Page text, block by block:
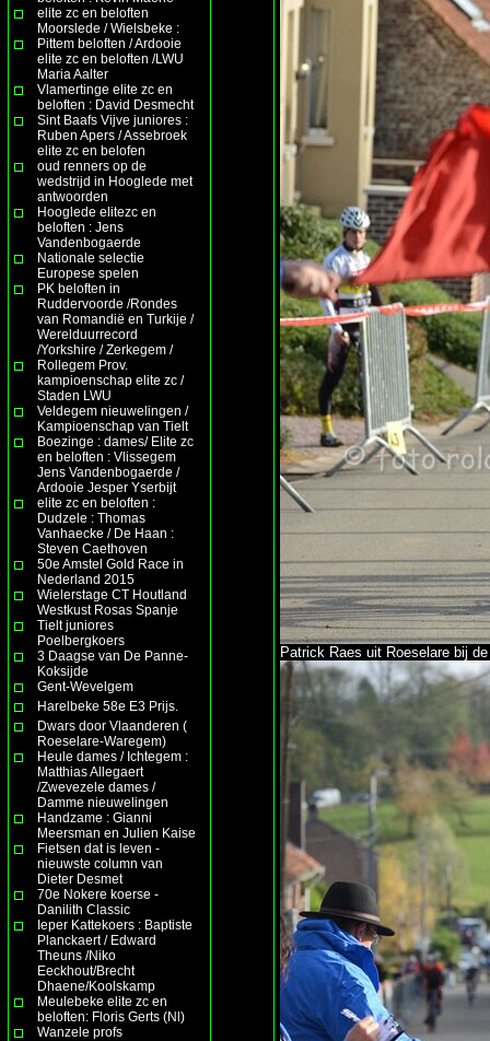
elite zc en beloften
Moorslede / Wielsbeke :
Pittem beloften / Ardooie
elite zc en beloften /LWU
Maria Aalter
Vlamertinge elite zc en
beloften : David Desmecht
Sint Baafs Vijve juniores :
Ruben Apers / Assebroek
elite zc en belofen
oud renners op de
wedstrijd in Hooglede met
antwoorden
Hooglede elitezc en
beloften : Jens
Vandenbogaerde
Nationale selectie
Europese spelen
PK beloften in
Ruddervoorde /Rondes
van Romandië en Turkije /
Werelduurrecord
/Yorkshire / Zerkegem /
Rollegem Prov.
kampioenschap elite zc /
Staden LWU
Veldegem nieuwelingen /
Kampioenschap van Tielt
Boezinge : dames/ Elite zc
en beloften : Vlissegem
Jens Vandenbogaerde /
Ardooie Jesper Yserbijt
elite zc en beloften :
Dudzele : Thomas
Vanhaecke / De Haan :
Steven Caethoven
50e Amstel Gold Race in
Nederland 2015
Wielerstage CT Houtland
Westkust Rosas Spanje
Tielt juniores
Poelbergkoers
3 Daagse van De Panne-
Koksijde
Gent-Wevelgem
Harelbeke 58e E3 Prijs.
Dwars door Vlaanderen (
Roeselare-Waregem)
Heule dames / Ichtegem :
Matthias Allegaert
/Zwevezele dames /
Damme nieuwelingen
Handzame : Gianni
Meersman en Julien Kaise
Fietsen dat is leven -
nieuwste column van
Dieter Desmet
70e Nokere koerse -
Danilith Classic
Ieper Kattekoers : Baptiste
Planckaert / Edward
Theuns /Niko
Eeckhout/Brecht
Dhaene/Koolskamp
Meulebeke elite zc en
beloften: Floris Gerts (Nl)
Wanzele profs
Patrick Raes uit Roeselare bij